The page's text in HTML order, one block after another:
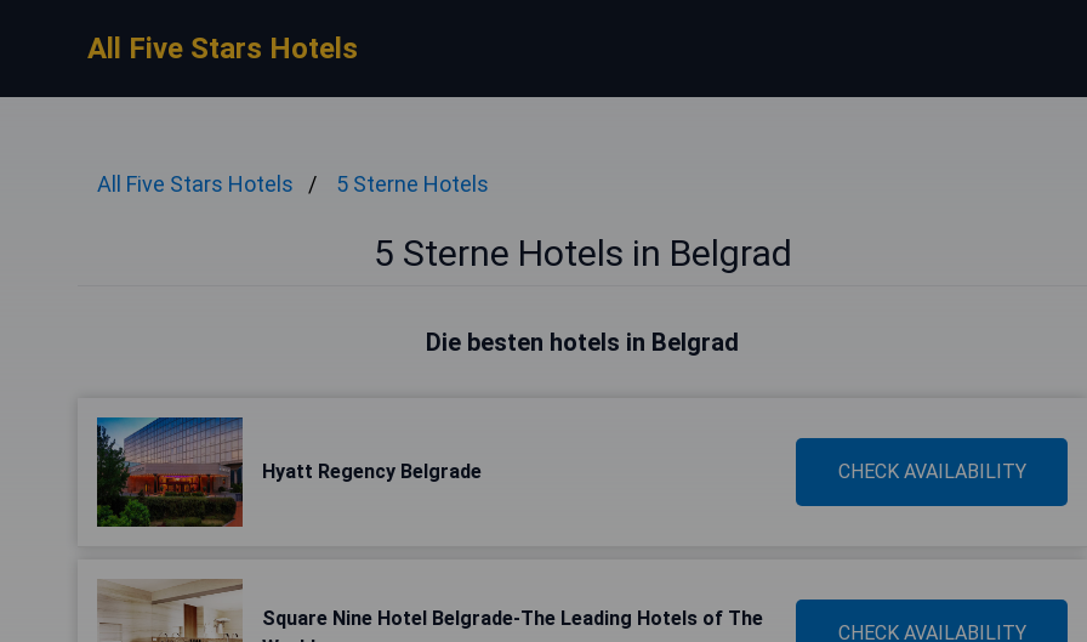
All Five Stars Hotels
All Five Stars Hotels 5 Sterne Hotels
5 Sterne Hotels in Belgrad
Die besten hotels in Belgrad
Hyatt Regency Belgrade CHECK AVAILABILITY
Square Nine Hotel Belgrade-The Leading Hotels of The
CHECK AVAILABILITY